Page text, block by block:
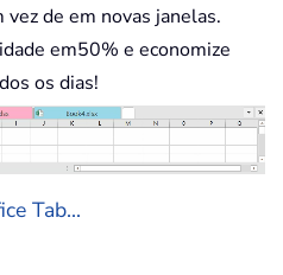
de em novas janelas.
em50% e economize
os dias!
Tab...